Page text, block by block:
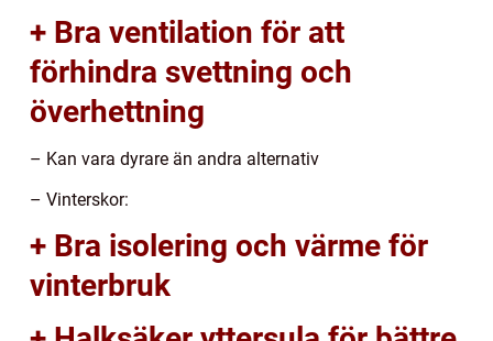
+ Bra ventilation för att
förhindra svettning och
överhettning
– Kan vara dyrare än andra alternativ
– Vinterskor:
+ Bra isolering och värme för
vinterbruk